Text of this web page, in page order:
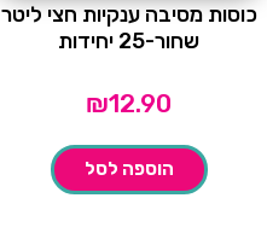
כוסות מסיבה ענקיות חצי ליטר
שחור-25 יחידות
₪12.90
הוספה לסל